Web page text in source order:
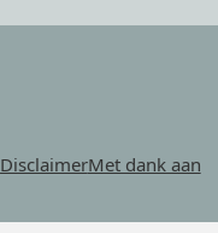
DisclaimerMet dank aan